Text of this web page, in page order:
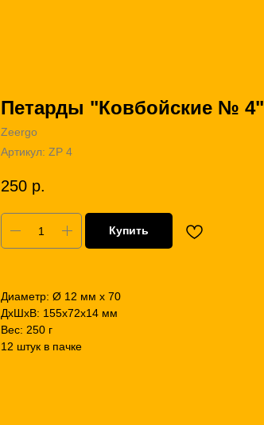
Петарды "Ковбойские № 4"
Zeergo
Артикул: ZP 4
250 р.
Купить
12 штук в пачке
Диаметр: Ø 12 мм х 70
ДxШxВ: 155x72x14 мм
Вес: 250 г